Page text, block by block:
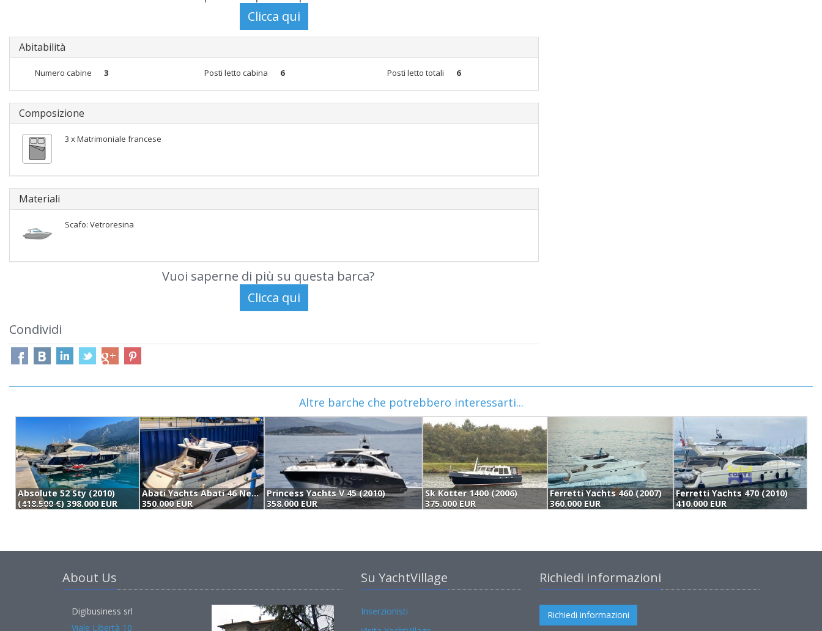
Abitabilità
Numero cabine 3 Posti letto cabina 6 Posti letto totali 6
Composizione
3 x Matrimoniale francese
Materiali
Scafo: Vetroresina
Vuoi saperne di più su questa barca?
Condividi
Altre barche che potrebbero interessarti...
Absolute 52 Sty (2010)
(418.500 €) 398.000 EUR
Abati Yachts Abati 46 Newport (2010)
350.000 EUR
Princess Yachts V 45 (2010)
358.000 EUR
Sk Kotter 1400 (2006)
375.000 EUR
Ferretti Yachts 460 (2007)
360.000 EUR
Ferretti Yachts 470 (2010)
410.000 EUR
About Us
Digibusiness srl
Viale Libertà 10
Su YachtVillage
Inserzionisti
Richiedi informazioni
Richiedi informazioni